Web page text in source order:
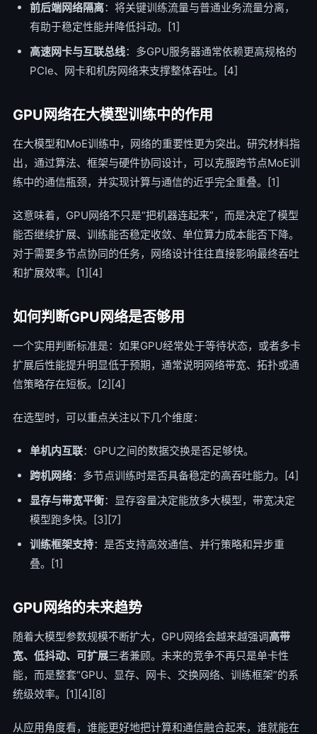
前后端网络隔离：将关键训练流量与普通业务流量分离，
有助于稳定性能并降低抖动。[1]
高速网卡与互联总线：多GPU服务器通常依赖更高规格的
PCIe、网卡和机房网络来支撑整体吞吐。[4]
GPU网络在大模型训练中的作用
在大模型和MoE训练中，网络的重要性更为突出。研究材料指
出，通过算法、框架与硬件协同设计，可以克服跨节点MoE训
练中的通信瓶颈，并实现计算与通信的近乎完全重叠。[1]
这意味着，GPU网络不只是“把机器连起来”，而是决定了模型
能否继续扩展、训练能否稳定收敛、单位算力成本能否下降。
对于需要多节点协同的任务，网络设计往往直接影响最终吞吐
和扩展效率。[1][4]
如何判断GPU网络是否够用
一个实用判断标准是：如果GPU经常处于等待状态，或者多卡
扩展后性能提升明显低于预期，通常说明网络带宽、拓扑或通
信策略存在短板。[2][4]
在选型时，可以重点关注以下几个维度：
单机内互联：GPU之间的数据交换是否足够快。
跨机网络：多节点训练时是否具备稳定的高吞吐能力。[4]
显存与带宽平衡：显存容量决定能放多大模型，带宽决定
模型跑多快。[3][7]
训练框架支持：是否支持高效通信、并行策略和异步重
叠。[1]
GPU网络的未来趋势
随着大模型参数规模不断扩大，GPU网络会越来越强调高带
宽、低抖动、可扩展三者兼顾。未来的竞争不再只是单卡性
能，而是整套“GPU、显存、网卡、交换网络、训练框架”的系
统级效率。[1][4][8]
从应用角度看，谁能更好地把计算和通信融合起来，谁就能在